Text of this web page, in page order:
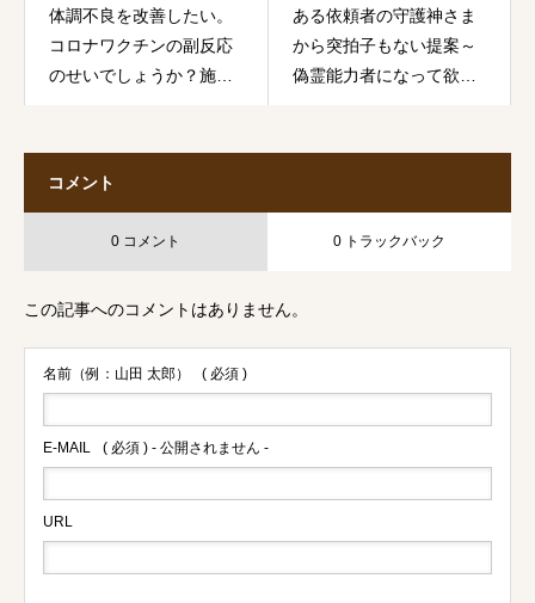
体調不良を改善したい。
コロナワクチンの副反応
のせいでしょうか？施術
ある依頼者の守護神さま
から突拍子もない提案～
偽霊能力者になって欲し
コメント
0 コメント 0 トラックバック
この記事へのコメントはありません。
名前（例：山田 太郎） ( 必須 )
E-MAIL ( 必須 ) - 公開されません -
URL